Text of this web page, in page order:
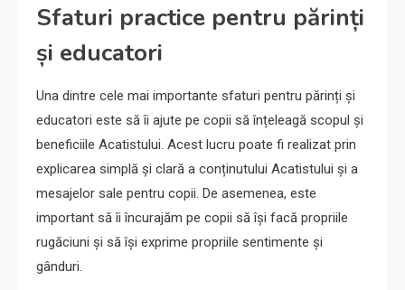
Sfaturi practice pentru părinți
și educatori
Una dintre cele mai importante sfaturi pentru părinți și
educatori este să îi ajute pe copii să înțeleagă scopul și
beneficiile Acatistului. Acest lucru poate fi realizat prin
explicarea simplă și clară a conținutului Acatistului și a
mesajelor sale pentru copii. De asemenea, este
important să îi încurajăm pe copii să își facă propriile
rugăciuni și să își exprime propriile sentimente și
gânduri.